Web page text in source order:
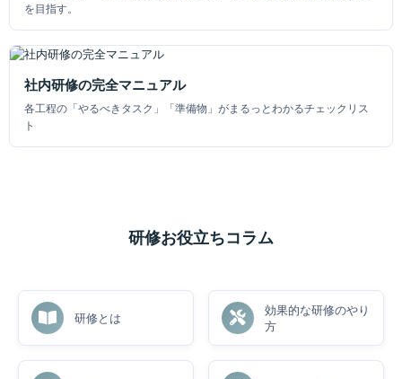
を目指す。
社内研修の完全マニュアル
各工程の「やるべきタスク」「準備物」がまるっとわかるチェックリス
ト
研修お役立ちコラム
研修とは
効果的な研修のやり
方